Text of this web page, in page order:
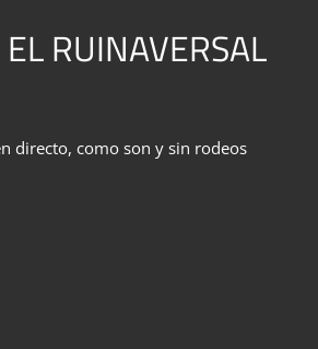
EL RUINAVERSAL
directo, como son y sin rodeos